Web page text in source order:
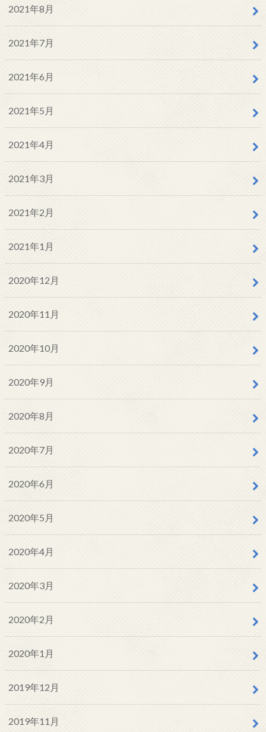
2021年8月
2021年7月
2021年6月
2021年5月
2021年4月
2021年3月
2021年2月
2021年1月
2020年12月
2020年11月
2020年10月
2020年9月
2020年8月
2020年7月
2020年6月
2020年5月
2020年4月
2020年3月
2020年2月
2020年1月
2019年12月
2019年11月